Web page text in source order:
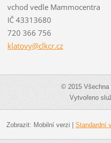
vchod vedle Mammocentra
IČ 43313680
720 366 756
klatovy@clkcr.cz
© 2015 Všechna
Vytvořeno
Zobrazit: Mobilní verzi Standardní